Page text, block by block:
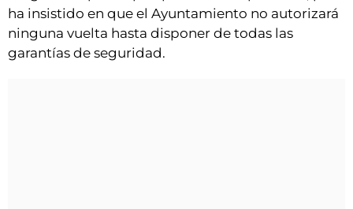
ha insistido en que el Ayuntamiento no autorizará
ninguna vuelta hasta disponer de todas las
garantías de seguridad.